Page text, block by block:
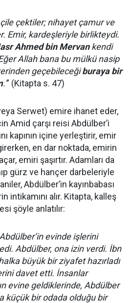
çile çektiler; nihayet çamur ve
Emir, kardeşleriyle birlikteydi.
Ahmed bin Mervankendi
Allah bana bu mülkü nasip
geçebileceğiburaya bir
.'” (Kitapta s. 47)
Serwet) emire ihanet eder,
Amid çarşı reisi Abdülber’i
kapının içine yerleştirir, emir
en dar noktada, emirin
emiri şaşırtır. Adamları da
gürz ve hançer darbeleriyle
Abdülber’in kayınbabası
intikamını alır. Kitapta, kalleş
şöyle anlatılır:
evinde işlerini
Abdülber, ona izin verdi. İbn
büyük bir ziyafet hazırladı
davet etti. İnsanlar
evine geldiklerinde, Abdülber
küçük bir odada olduğu bir